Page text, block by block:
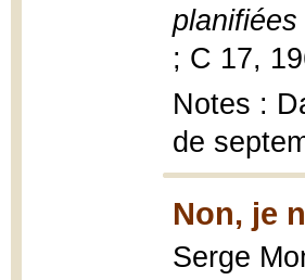
; C 17,
Notes :
de
Non, je
Serge